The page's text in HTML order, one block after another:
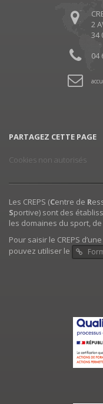
2
34
04
PARTAGEZ CETTE PAGE
Cookies non autorisés
Les CREPS (Centre de R
Sportive) sont des
les domaines du sport,
Pour saisir le CREPS
pouvez utiliser le